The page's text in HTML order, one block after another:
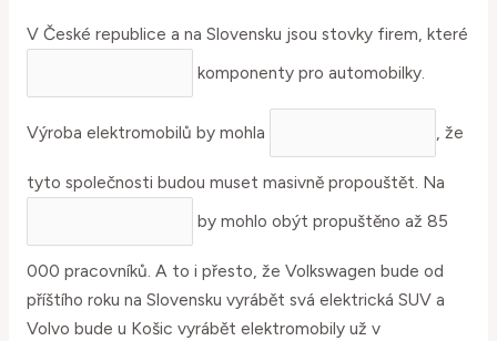
V České republice a na Slovensku jsou stovky firem, které
komponenty pro automobilky.
Výroba elektromobilů by mohla , že
tyto společnosti budou muset masivně propouštět. Na
by mohlo obýt propuštěno až 85
000 pracovníků. A to i přesto, že Volkswagen bude od
příštího roku na Slovensku vyrábět svá elektrická SUV a
Volvo bude u Košic vyrábět elektromobily už v